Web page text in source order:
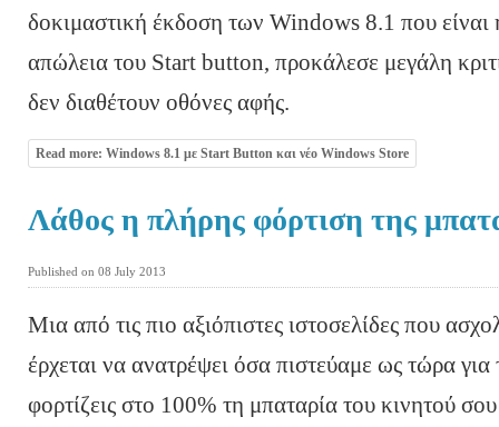
δοκιμαστική έκδοση των Windows 8.1 που είναι
απώλεια του Start button, προκάλεσε μεγάλη
δεν διαθέτουν οθόνες αφής.
Read more: Windows 8.1 με Start Button και νέο Windows Store
Λάθος η πλήρης φόρτιση της
Published on 08 July 2013
Μια από τις πιο αξιόπιστες ιστοσελίδες που
έρχεται να ανατρέψει όσα πιστεύαμε ως τώρα
φορτίζεις στο 100% τη μπαταρία του κινητού